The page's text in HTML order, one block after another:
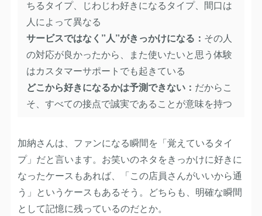
ちるタイプ、じわじわ好きになるタイプ、間口は
人によって異なる
サービスではなく”人”がきっかけになる： その人
の対応が良かったから、また使いたいと思う体験
はカスタマーサポートでも起きている
どこから好きになるかは予測できない： だからこ
そ、すべての接点で誠実であることが意味を持つ
加納さんは、ファンになる瞬間を「覚えているタイ
プ」だと言います。お笑いのネタをきっかけに好きに
なったケースもあれば、「この店員さんがいいから通
う」というケースもあるそう。どちらも、明確な瞬間
として記憶に残っているのだとか。